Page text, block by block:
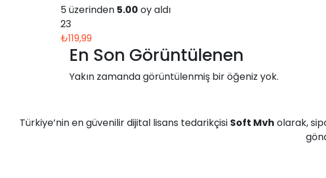
5 üzerinden 5.00 oy aldı
23
₺119,99
En Son Görüntülenen
Yakın zamanda görüntülenmiş bir öğeniz yok.
Türkiye’nin en güvenilir dijital lisans tedarikçisi Soft Mvh olarak,